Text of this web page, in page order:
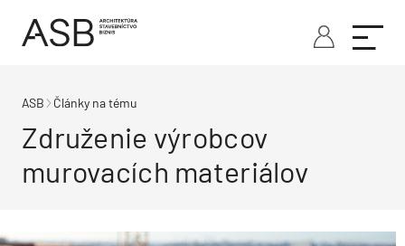
ASB Články na tému
Združenie výrobcov
murovacích materiálov